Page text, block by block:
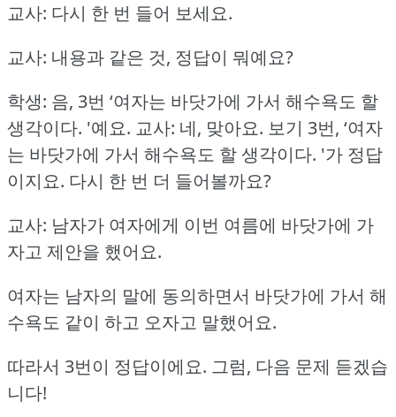
교사: 다시 한 번 들어 보세요.
교사: 내용과 같은 것, 정답이 뭐예요?
학생: 음, 3번 ‘여자는 바닷가에 가서 해수욕도 할
생각이다. '예요. 교사: 네, 맞아요. 보기 3번, ‘여자
는 바닷가에 가서 해수욕도 할 생각이다. '가 정답
이지요. 다시 한 번 더 들어볼까요?
교사: 남자가 여자에게 이번 여름에 바닷가에 가
자고 제안을 했어요.
여자는 남자의 말에 동의하면서 바닷가에 가서 해
수욕도 같이 하고 오자고 말했어요.
따라서 3번이 정답이에요. 그럼, 다음 문제 듣겠습
니다!